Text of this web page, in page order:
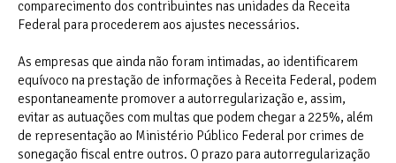
comparecimento dos contribuintes nas unidades da Receita
Federal para procederem aos ajustes necessários.
As empresas que ainda não foram intimadas, ao identificarem
equívoco na prestação de informações à Receita Federal, podem
espontaneamente promover a autorregularização e, assim,
evitar as autuações com multas que podem chegar a 225%, além
de representação ao Ministério Público Federal por crimes de
sonegação fiscal entre outros. O prazo para autorregularização